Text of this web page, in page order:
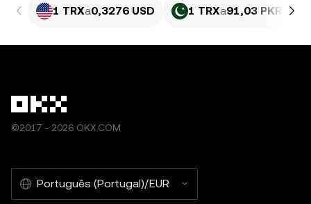
1 TRXa0,3276 USD 1 TRXa91,03 PKR
©2017 - 2026 OKX.COM
Português (Portugal)/EUR